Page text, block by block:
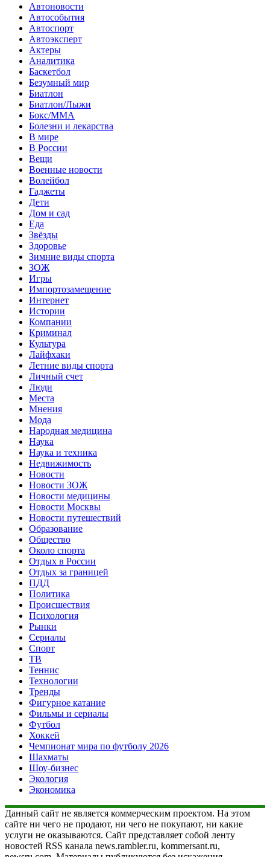
Автоновости
Автособытия
Автоспорт
Автоэксперт
Актеры
Аналитика
Баскетбол
Безумный мир
Биатлон
Биатлон/Лыжи
Бокс/MMA
Болезни и лекарства
В мире
В России
Вещи
Военные новости
Волейбол
Гаджеты
Дети
Дом и сад
Еда
Звёзды
Здоровье
Зимние виды спорта
ЗОЖ
Игры
Импортозамещение
Интернет
Истории
Компании
Криминал
Культура
Лайфхаки
Летние виды спорта
Личный счет
Люди
Места
Мнения
Мода
Народная медицина
Наука
Наука и техника
Недвижимость
Новости
Новости ЗОЖ
Новости медицины
Новости Москвы
Новости путешествий
Образование
Общество
Около спорта
Отдых в России
Отдых за границей
ПДД
Политика
Происшествия
Психология
Рынки
Сериалы
Спорт
ТВ
Теннис
Технологии
Тренды
Фигурное катание
Фильмы и сериалы
Футбол
Хоккей
Чемпионат мира по футболу 2026
Шахматы
Шоу-бизнес
Экология
Экономика
Данный сайт не является коммерческим проектом. На этом
сайте ни чего не продают, ни чего не покупают, ни какие
услуги не оказываются. Сайт представляет собой ленту
новостей RSS канала news.rambler.ru, kommersant.ru,